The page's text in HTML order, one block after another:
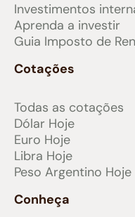
Investimentos
Aprenda a investir
Guia Imposto de
Cotações
Todas as cotações
Dólar Hoje
Euro Hoje
Libra Hoje
Peso Argentino Hoje
Conheça